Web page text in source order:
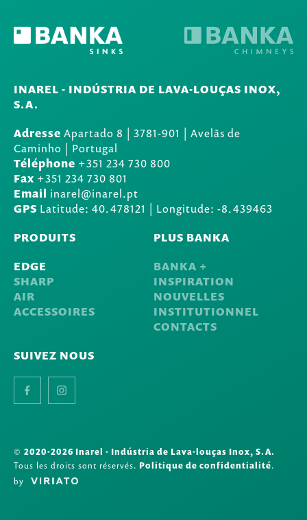
INAREL - INDÚSTRIA DE LAVA-LOUÇAS INOX,
S.A.
Adresse Apartado 8 3781-901
Avelãs de
Caminho | Portugal
Téléphone +351 234 730 800
Fax +351 234 730 801
Email inarel@inarel.pt
GPS Latitude: 40.478121 | Longitude: -8.439463
PRODUITS
EDGE
SHARP
AIR
ACCESSOIRES
PLUS BANKA
BANKA +
INSPIRATION
NOUVELLES
INSTITUTIONNEL
CONTACTS
SUIVEZ NOUS
FacebookInstagram
© 2020-2026 Inarel - Indústria de Lava-louças Inox, S.A.
Tous les droits sont réservés. Politique de confidentialité.
by